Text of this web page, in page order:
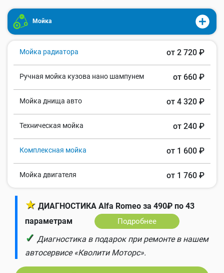
Мойка
Мойка радиатора от 2 720 ₽
Ручная мойка кузова нано шампунем от 660 ₽
Мойка днища авто от 4 320 ₽
Техническая мойка от 240 ₽
Комплексная мойка от 1 600 ₽
Мойка двигателя от 1 760 ₽
★ ДИАГНОСТИКА Alfa Romeo за 490₽ по 43
параметрам
Подробнее
✓ Диагностика в подарок при ремонте в нашем
автосервисе «Кволити Моторс».